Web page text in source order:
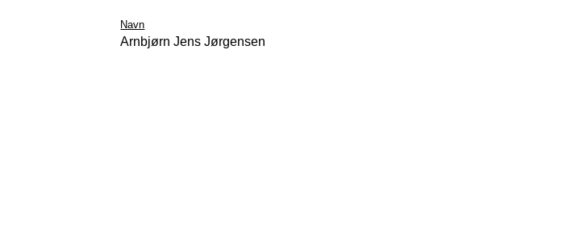
Navn
Arnbjørn Jens Jørgensen